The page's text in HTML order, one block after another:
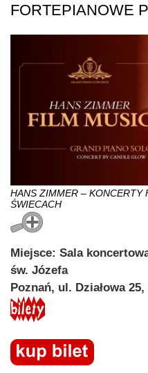
FORTEPIANOWE
HANS ZIMMER – KONCERTY
ŚWIECACH
Miejsce: Sala
św. Józefa
Poznań, ul. Działowa